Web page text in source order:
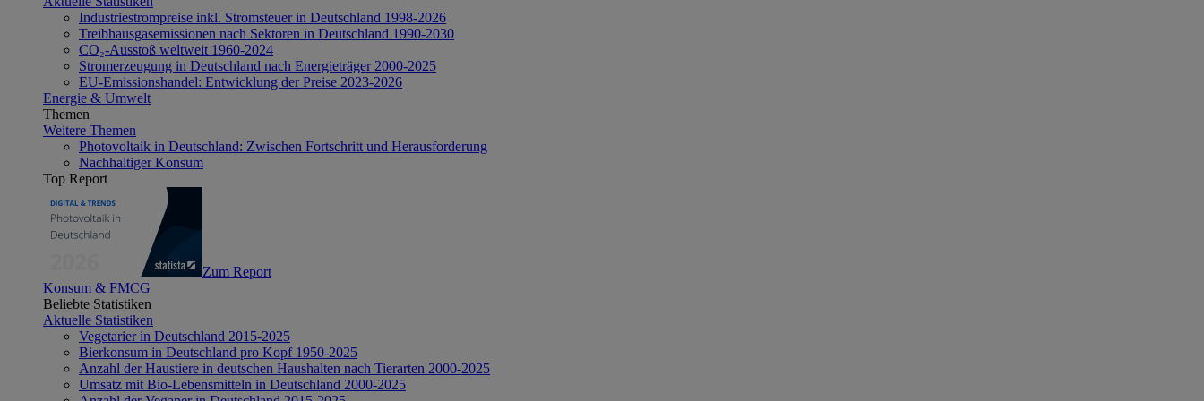
Industriestrompreise inkl. Stromsteuer in Deutschland 1998-2026
Treibhausgasemissionen nach Sektoren in Deutschland 1990-2030
CO₂-Ausstoß weltweit 1960-2024
Stromerzeugung in Deutschland nach Energieträger 2000-2025
EU-Emissionshandel: Entwicklung der Preise 2023-2026
Energie & Umwelt
Themen
Weitere Themen
Photovoltaik in Deutschland: Zwischen Fortschritt und Herausforderung
Nachhaltiger Konsum
Top Report
Zum Report
Konsum & FMCG
Beliebte Statistiken
Aktuelle Statistiken
Vegetarier in Deutschland 2015-2025
Bierkonsum in Deutschland pro Kopf 1950-2025
Anzahl der Haustiere in deutschen Haushalten nach Tierarten 2000-2025
Umsatz mit Bio-Lebensmitteln in Deutschland 2000-2025